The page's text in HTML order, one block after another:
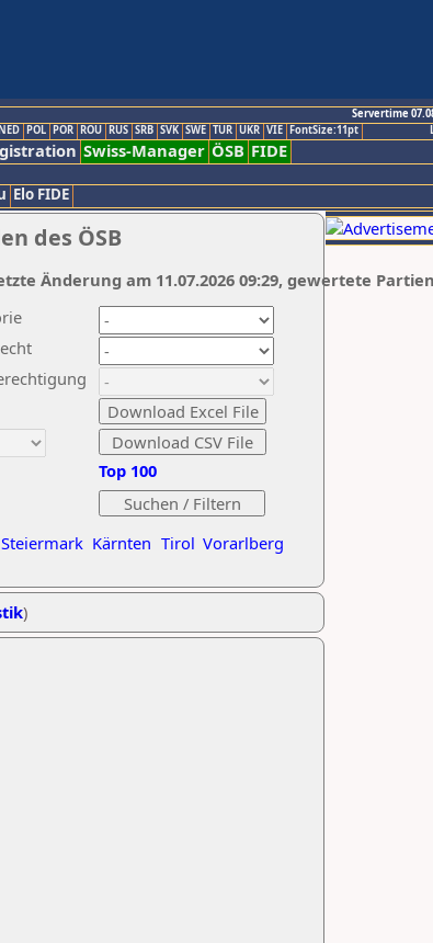
Servertime
POL POR ROU RUS SRB SVK SWE TUR UKR VIE FontSize:11pt
Swiss-Manager ÖSB FIDE
Elo FIDE
des ÖSB
Steiermark Kärnten Tirol Vorarlberg
Top 100
Änderung am 11.07.2026 09:29, gewertete
)